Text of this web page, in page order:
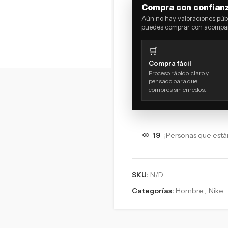
Compra con
Aún no hay valoraciones
puedes comprar con
🛒
Compra fácil
Proceso rápido, claro y
pensado para que
compres sin enredos.
19 ¡Personas que
SKU: N/D
Categorías: Hombre , Nike ,